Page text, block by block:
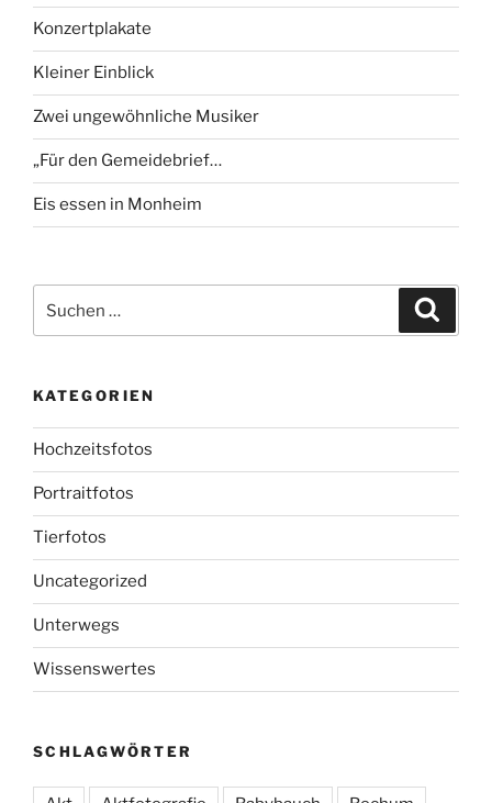
Konzertplakate
Kleiner Einblick
Zwei ungewöhnliche Musiker
„Für den Gemeidebrief…
Eis essen in Monheim
nach:
KATEGORIEN
Hochzeitsfotos
Portraitfotos
Tierfotos
Uncategorized
Unterwegs
Wissenswertes
SCHLAGWÖRTER